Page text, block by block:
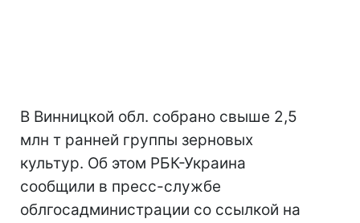
В Винницкой обл. собрано свыше 2,5
млн т ранней группы зерновых
культур. Об этом РБК-Украина
сообщили в пресс-службе
облгосадминистрации со ссылкой на